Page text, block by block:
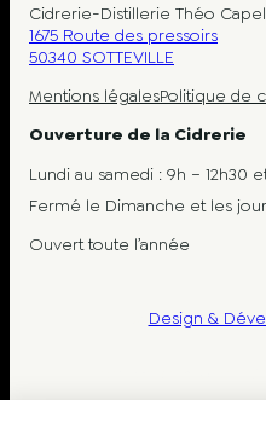
Cidrerie-Distillerie Théo
1675 Route des pressoirs
50340 SOTTEVILLE
Mentions légalesPolitique de
Ouverture de la Cidrerie
Lundi au samedi : 9h – 12h30
Fermé le Dimanche et les
Ouvert toute l’année
Design &